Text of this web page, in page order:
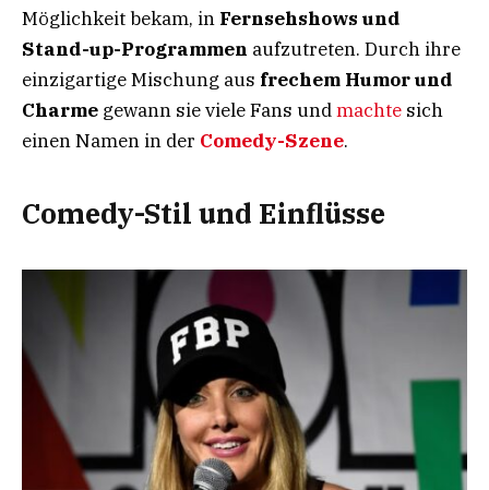
Möglichkeit bekam, in Fernsehshows und
Stand-up-Programmen aufzutreten. Durch ihre
einzigartige Mischung aus frechem Humor und
Charme gewann sie viele Fans undmachte sich
einen Namen in der Comedy-Szene.
Comedy-Stil und Einflüsse